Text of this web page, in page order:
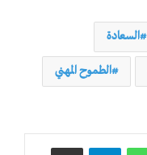
السعادة
الطموح المهني
واتساب